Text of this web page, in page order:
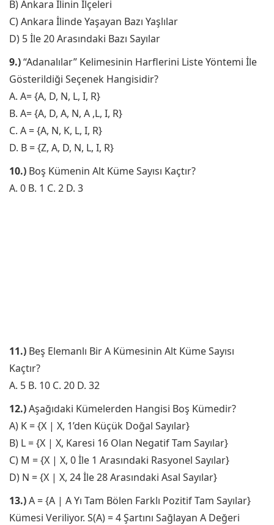
B) Ankara İlinin İlçeleri
C) Ankara İlinde Yaşayan Bazı Yaşlılar
D) 5 İle 20 Arasındaki Bazı Sayılar
9.)“Adanalılar” Kelimesinin Harflerini Liste Yöntemi İle
Gösterildiği Seçenek Hangisidir?
A. A= {A, D, N, L, I, R}
B. A= {A, D, A, N, A ,L, I, R}
C. A = {A, N, K, L, I, R}
D. B = {Z, A, D, N, L, I, R}
10.) Boş Kümenin Alt Küme Sayısı Kaçtır?
A. 0 B. 1 C. 2 D. 3
11.) Beş Elemanlı Bir A Kümesinin Alt Küme Sayısı
Kaçtır?
A. 5 B. 10 C. 20 D. 32
12.)Aşağıdaki Kümelerden Hangisi Boş Kümedir?
A) K = {X | X, 1’den Küçük Doğal Sayılar}
B) L = {X | X, Karesi 16 Olan Negatif Tam Sayılar}
C) M = {X | X, 0 İle 1 Arasındaki Rasyonel Sayılar}
D) N = {X | X, 24 İle 28 Arasındaki Asal Sayılar}
13.)A = {A | A Yı Tam Bölen Farklı Pozitif Tam Sayılar}
Kümesi Veriliyor. S(A) = 4 Şartını Sağlayan A Değeri